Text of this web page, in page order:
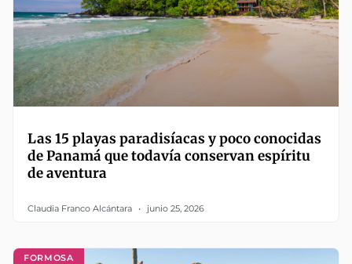
Las 15 playas paradisíacas y poco conocidas
de Panamá que todavía conservan espíritu
de aventura
Claudia Franco Alcántara junio 25, 2026
FORMOSA